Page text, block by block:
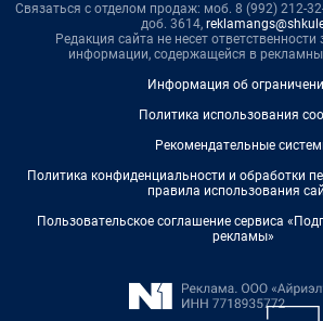
Связаться с отделом продаж: моб. 8 (992) 212-
доб. 3614,
Редакция сайта не несет ответственности
информации, содержащейся в
Информация об
Политика использования
Рекомендательные
Политика конфиденциальности и обработки
правила использования
Пользовательское соглашение сервиса
рекламы»